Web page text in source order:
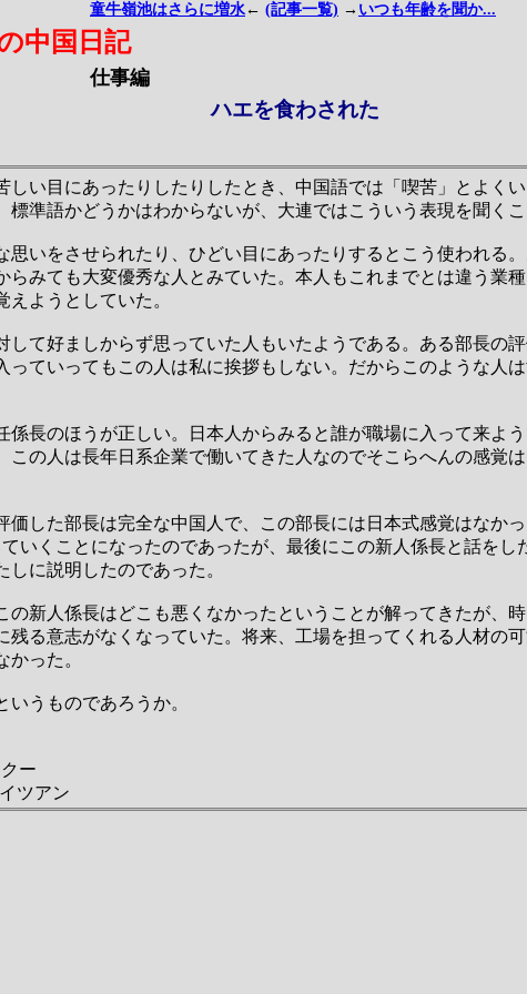
童牛嶺池はさらに増水 ← (記事一覧) → いつも年齢を聞か...
中国日記
仕事編
ハエを食わされた
しい目にあったりしたりしたとき、中国語では「喫苦」とよく
標準語かどうかはわからないが、大連ではこういう表現を聞くこ
思いをさせられたり、ひどい目にあったりするとこう使われる。
らみても大変優秀な人とみていた。本人もこれまでとは違う業
ようとしていた。
して好ましからず思っていた人もいたようである。ある部長の
っていってもこの人は私に挨拶もしない。だからこのような人
係長のほうが正しい。日本人からみると誰が職場に入って来よ
この人は長年日系企業で働いてきた人なのでそこらへんの感覚
価した部長は完全な中国人で、この部長には日本式感覚はなか
いくことになったのであったが、最後にこの新人係長と話をし
しに説明したのであった。
の新人係長はどこも悪くなかったということが解ってきたが、
残る意志がなくなっていた。将来、工場を担ってくれる人材の
かった。
いうものであろうか。
ー
ツアン